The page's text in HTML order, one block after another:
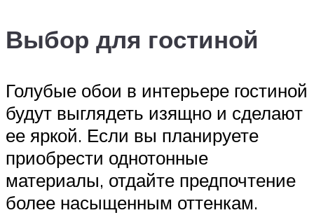
Выбор для гостиной
Голубые обои в интерьере гостиной
будут выглядеть изящно и сделают
ее яркой. Если вы планируете
приобрести однотонные
материалы, отдайте предпочтение
более насыщенным оттенкам.